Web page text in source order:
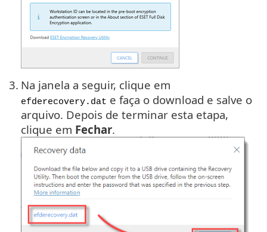
3. Na janela a seguir, clique em
efderecovery.dat e faça o download e salve o
arquivo. Depois de terminar esta etapa,
clique em Fechar.